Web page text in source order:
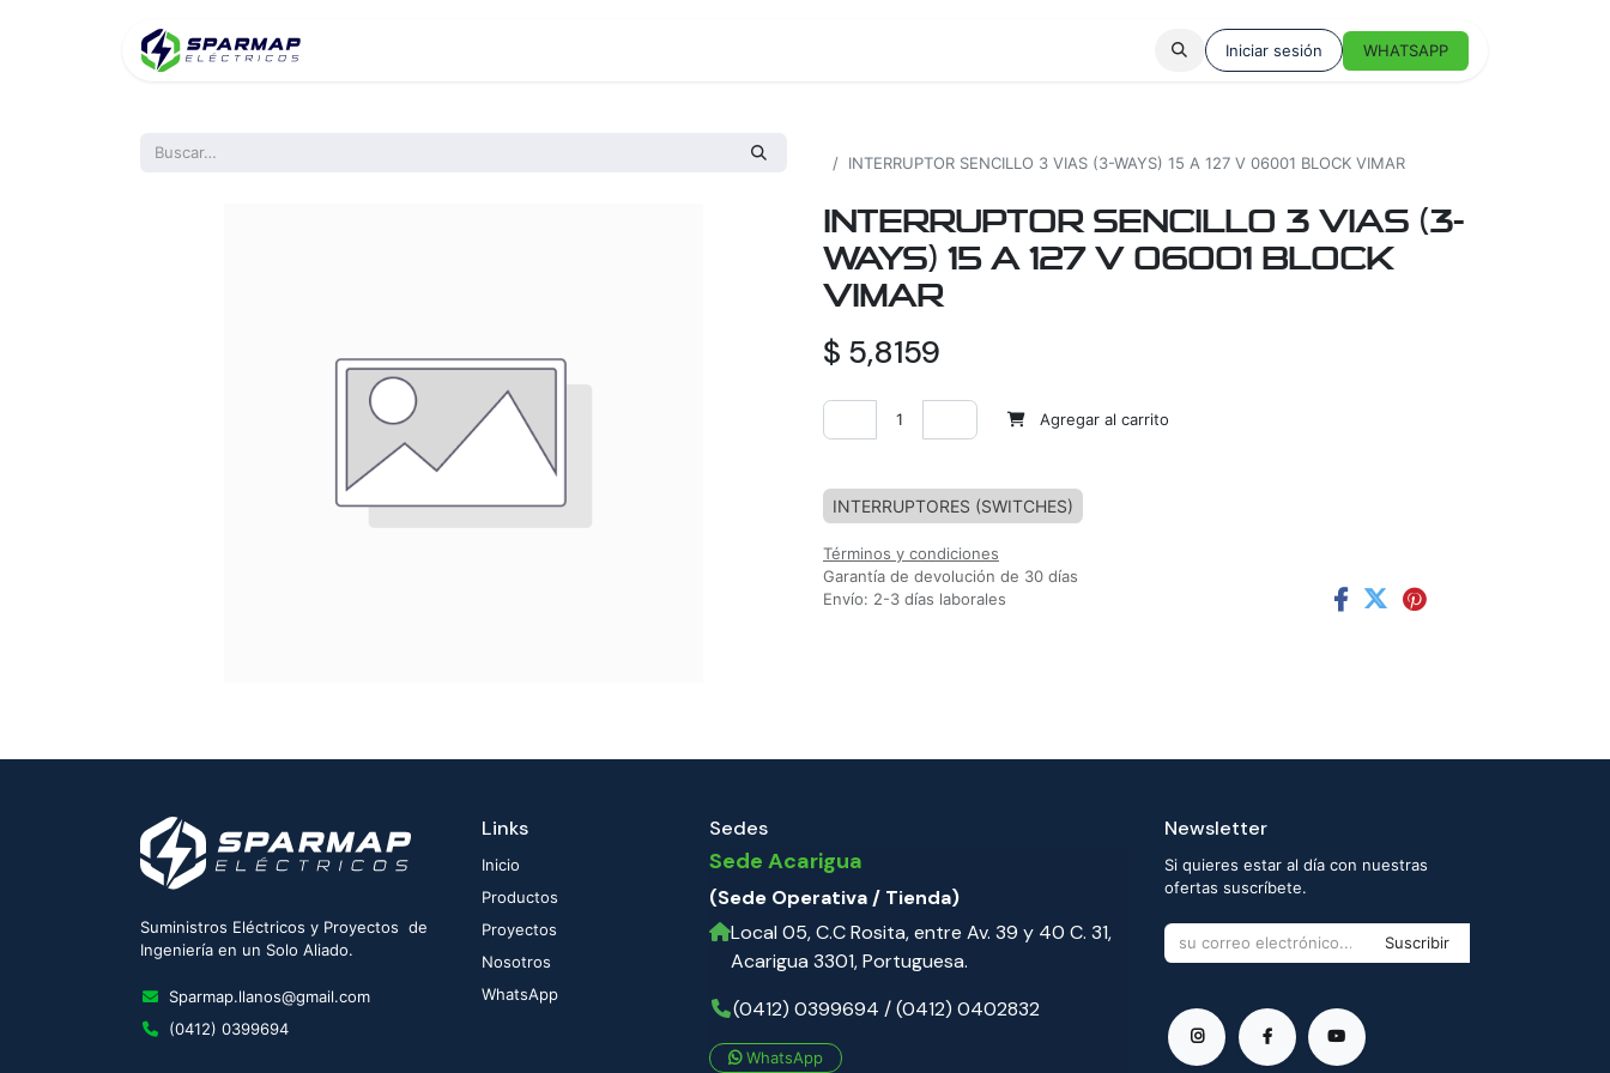
Iniciar sesión WHATSAPP
INTERRUPTOR SENCILLO 3 VIAS (3-WAYS) 15 A 127 V 06001 BLOCK VIMAR
INTERRUPTOR SENCILLO 3 VIAS (3-
WAYS) 15 A 127 V 06001 BLOCK
VIMAR
$ 5,8159
Agregar al carrito
INTERRUPTORES (SWITCHES)
Términos y condiciones
Garantía de devolución de 30 días
Envío: 2-3 días laborales
Suministros Eléctricos y Proyectos de
Ingeniería en un Solo Aliado.
Sparmap.llanos@gmail.com
(0412) 0399694
Links
Inicio
Productos
Proyectos
Nosotros
WhatsApp
Sedes
Sede Acarigua
(Sede Operativa / Tienda)
Local 05, C.C Rosita, entre Av. 39 y 40 C. 31,
Acarigua 3301, Portuguesa.
(0412) 0399694 / (0412) 0402832
WhatsApp
Newsletter
Si quieres estar al día con nuestras
ofertas suscríbete.
Suscribir